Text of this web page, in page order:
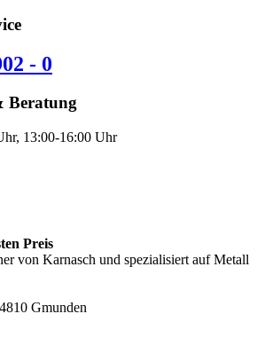
- 0
Beratung
13:00-16:00 Uhr
Preis
von Karnasch und spezialisiert auf Metall
Gmunden